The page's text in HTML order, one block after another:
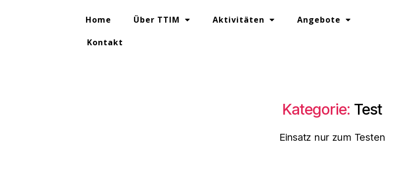
Home Über TTIM Aktivitäten Angebote
Kontakt
Kategorie: Test
Einsatz nur zum Testen